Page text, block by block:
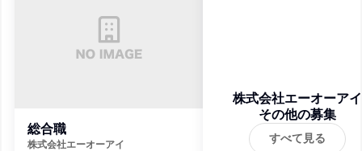
総合職
株式会社エーオーアイ
株式会社エーオーアイ
その他の募集
すべて見る